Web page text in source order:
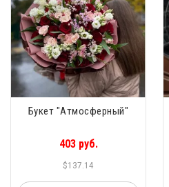
Букет "Атмосферный"
403 руб.
$137.14